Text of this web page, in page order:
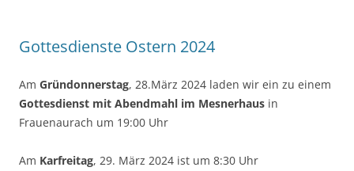
Gottesdienste Ostern 2024
Am Gründonnerstag, 28.März 2024 laden wir ein zu einem
Gottesdienst mit Abendmahl im Mesnerhaus in
Frauenaurach um 19:00 Uhr
Am Karfreitag, 29. März 2024 ist um 8:30 Uhr